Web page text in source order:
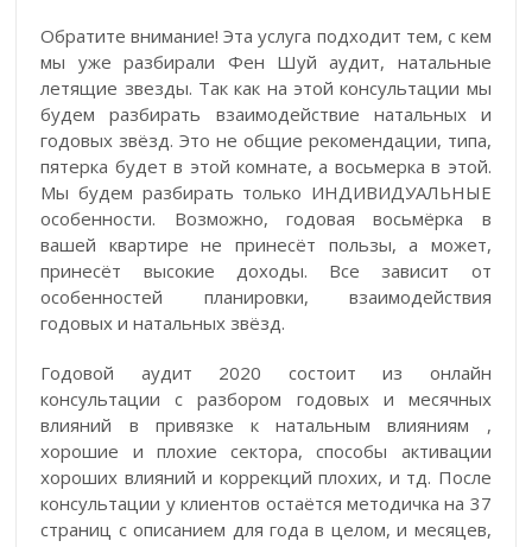
Обратите внимание! Эта услуга подходит тем, с кем
мы уже разбирали Фен Шуй аудит, натальные
летящие звезды. Так как на этой консультации мы
будем разбирать взаимодействие натальных и
годовых звёзд. Это не общие рекомендации, типа,
пятерка будет в этой комнате, а восьмерка в этой.
Мы будем разбирать только ИНДИВИДУАЛЬНЫЕ
особенности. Возможно, годовая восьмёрка в
вашей квартире не принесёт пользы, а может,
принесёт высокие доходы. Все зависит от
особенностей планировки, взаимодействия
годовых и натальных звёзд.
Годовой аудит 2020 состоит из онлайн
консультации с разбором годовых и месячных
влияний в привязке к натальным влияниям ,
хорошие и плохие сектора, способы активации
хороших влияний и коррекций плохих, и тд. После
консультации у клиентов остаётся методичка на 37
страниц с описанием для года в целом, и месяцев,